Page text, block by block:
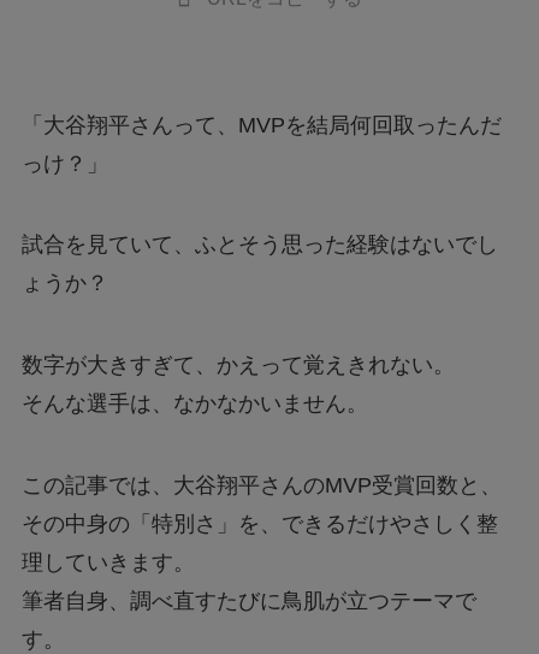
「大谷翔平さんって、MVPを結局何回取ったんだ
っけ？」
試合を見ていて、ふとそう思った経験はないでし
ょうか？
数字が大きすぎて、かえって覚えきれない。
そんな選手は、なかなかいません。
この記事では、大谷翔平さんのMVP受賞回数と、
その中身の「特別さ」を、できるだけやさしく整
理していきます。
筆者自身、調べ直すたびに鳥肌が立つテーマで
す。